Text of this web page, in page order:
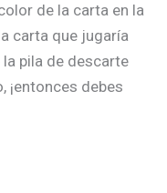
de la carta en la
carta que jugaría
pila de descarte
¡entonces debes